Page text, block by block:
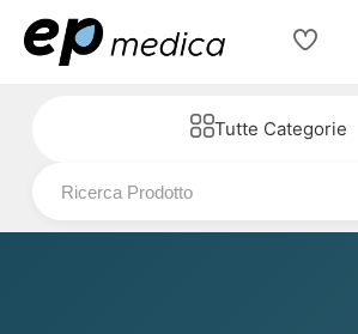
Tutte Categorie